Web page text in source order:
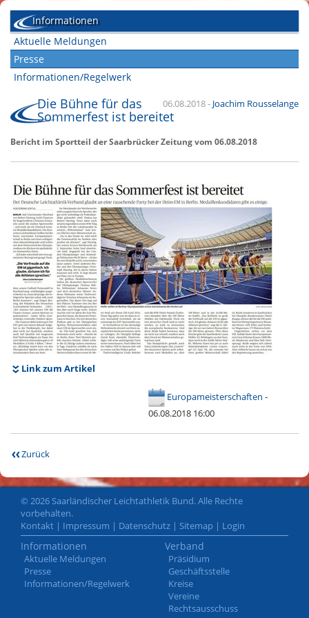
Informationen
Aktuelle Meldungen
Presse
Informationen/Regelwerk
06.08.2018- Joachim Rousselange
Die Bühne für das
Sommerfest ist bereitet
Bericht im Sportteil der Saarbrücker Zeitung vom 06.08.2018
Link zum Artikel
Europameisterschaften -
06.08.2018 16:00
Zurück
© 2026 Saarländischer Leichtathletik Bund. Alle Rechte
vorbehalten.
Kontakt | Impressum | Datenschutz | Sitemap | Login
Informationen
Aktuelle Meldungen
Presse
Informationen/Regelwerk
Verband
Präsidium
Geschäftsstelle
Kreise
Vereine
Rechtsausschuss